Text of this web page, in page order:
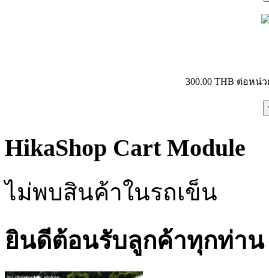
300.00 THB ต่อหน่ว
HikaShop Cart Module
ไม่พบสินค้าในรถเข็น
ยินดีต้อนรับลูกค้าทุกท่าน